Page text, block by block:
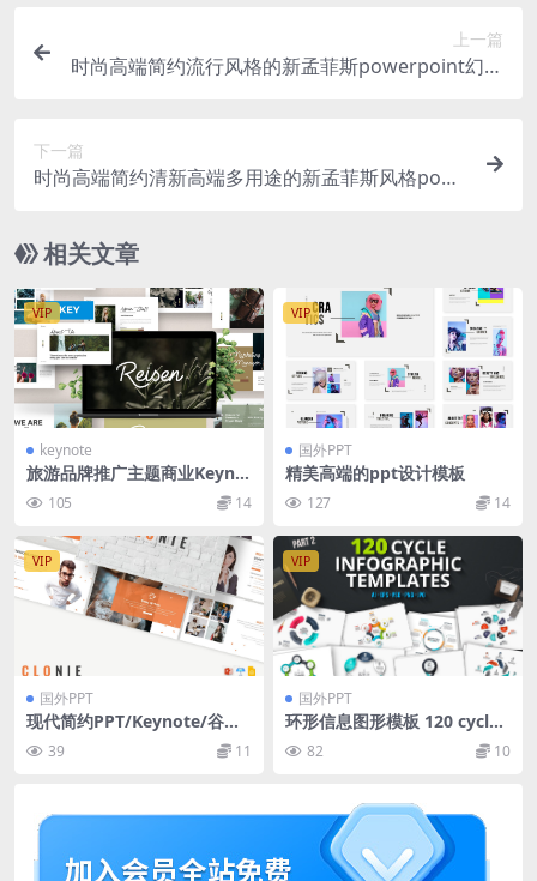
上一篇
时尚高端简约流行风格的新孟菲斯powerpoint幻灯
下一篇
时尚高端简约清新高端多用途的新孟菲斯风格powe
相关文章
VIP
keynote
旅游品牌推广主题商业Keyno
te幻灯片演示模板 Reisen Bra
nd Travel Business Keynote
105 14
VIP
国外PPT
精美高端的ppt设计模板
127 14
VIP
国外PPT
现代简约PPT/Keynote/谷歌
幻灯片三合一模板 Clonie – M
odern Presentation PPTX /
39 11
VIP
国外PPT
环形信息图形模板 120 cycle i
nfographics
82 10